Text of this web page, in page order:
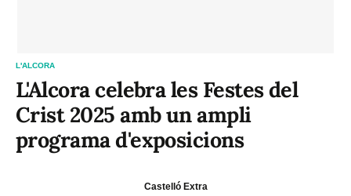
L'ALCORA
L'Alcora celebra les Festes del
Crist 2025 amb un ampli
programa d'exposicions
Castelló Extra